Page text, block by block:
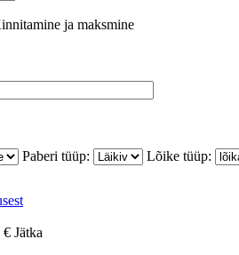
ja maksmine
Paberi tüüp:
Lõike tüüp:
€ Jätka